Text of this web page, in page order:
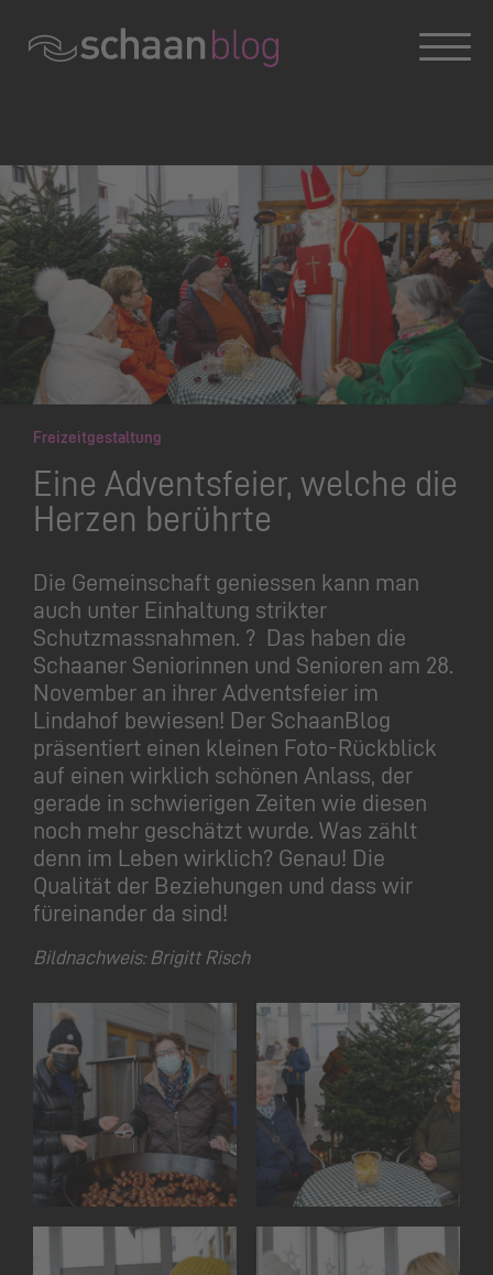
Freizeitgestaltung
Eine Adventsfeier, welche die
Herzen berührte
Die Gemeinschaft geniessen kann man
auch unter Einhaltung strikter
Schutzmassnahmen. ? Das haben die
Schaaner Seniorinnen und Senioren am 28.
November an ihrer Adventsfeier im
Lindahof bewiesen! Der SchaanBlog
präsentiert einen kleinen Foto-Rückblick
auf einen wirklich schönen Anlass, der
gerade in schwierigen Zeiten wie diesen
noch mehr geschätzt wurde. Was zählt
denn im Leben wirklich? Genau! Die
Qualität der Beziehungen und dass wir
füreinander da sind!
Bildnachweis: Brigitt Risch